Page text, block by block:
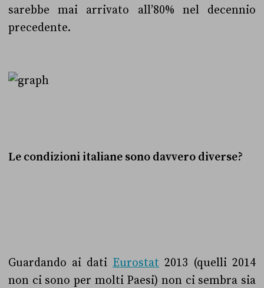
sarebbe mai arrivato all’80% nel decennio
precedente.
Le condizioni italiane sono davvero diverse?
Guardando ai dati Eurostat 2013 (quelli 2014
non ci sono per molti Paesi) non ci sembra sia